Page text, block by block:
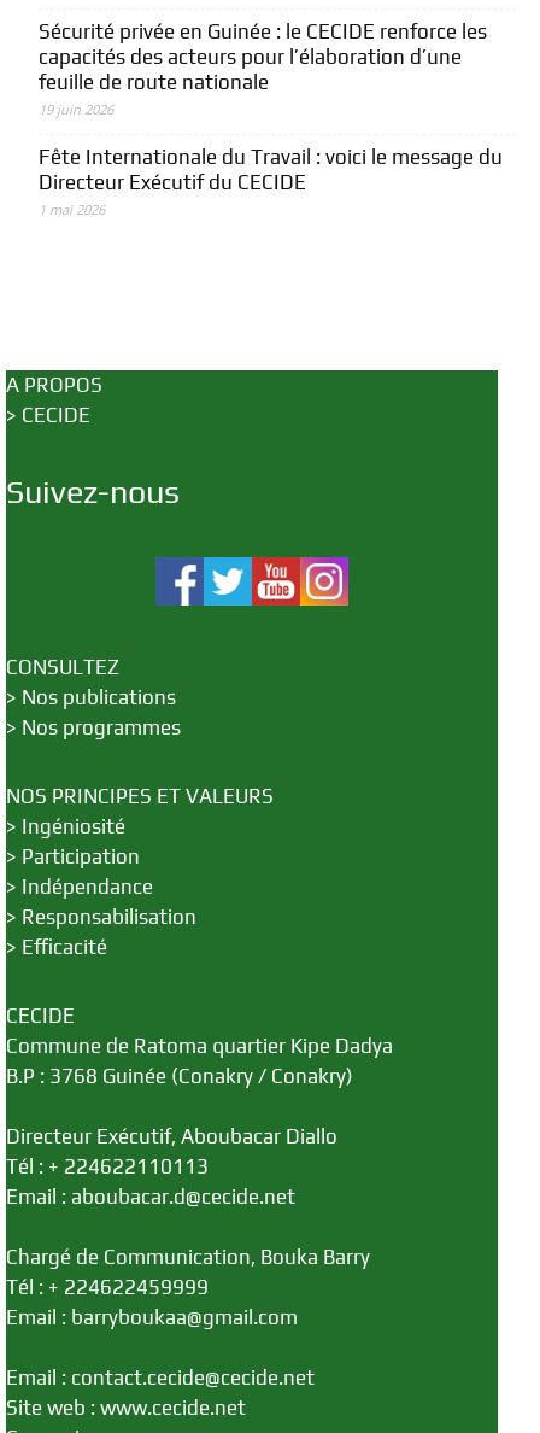
Sécurité privée en Guinée : le CECIDE renforce les
capacités des acteurs pour l’élaboration d’une
feuille de route nationale
19 juin 2026
Fête Internationale du Travail : voici le message du
Directeur Exécutif du CECIDE
1 mai 2026
A PROPOS
> CECIDE
Suivez-nous
CONSULTEZ
> Nos publications
> Nos programmes
NOS PRINCIPES ET VALEURS
> Ingéniosité
> Participation
> Indépendance
> Responsabilisation
> Efficacité
CECIDE
Commune de Ratoma quartier Kipe Dadya
B.P : 3768 Guinée (Conakry / Conakry)
Directeur Exécutif, Aboubacar Diallo
Tél : + 224622110113
Email : aboubacar.d@cecide.net
Chargé de Communication, Bouka Barry
Tél : + 224622459999
Email : barryboukaa@gmail.com
Email : contact.cecide@cecide.net
Site web : www.cecide.net